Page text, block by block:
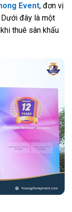
Event, đơn vị
đây là một
thuê sân khấu